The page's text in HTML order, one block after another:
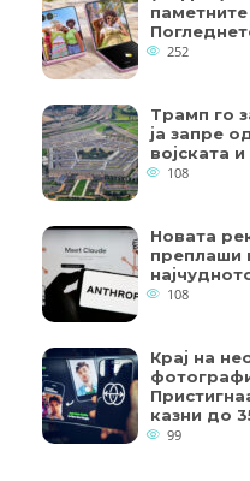
252
Трамп го
ја запре
војската
108
Новата
преплаши
108
Крај на
казни до
99